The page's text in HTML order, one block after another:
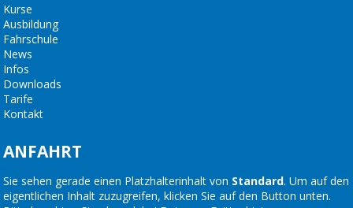
Kurse
Ausbildung
Fahrschule
News
Infos
Downloads
Tarife
Kontakt
ANFAHRT
Sie sehen gerade einen Platzhalterinhalt von Standard. Um auf den
eigentlichen Inhalt zuzugreifen, klicken Sie auf den Button unten.